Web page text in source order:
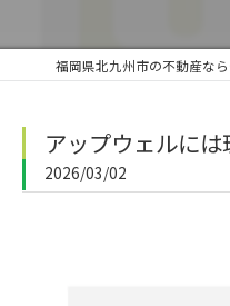
アップウェルには
2026/03/02